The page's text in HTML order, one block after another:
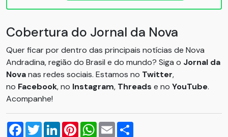
Cobertura do Jornal da Nova
Quer ficar por dentro das principais notícias de Nova
Andradina, região do Brasil e do mundo? Siga o Jornal da
Novanas redes sociais. Estamos no Twitter,
no Facebook, no Instagram, Threads e no YouTube.
Acompanhe!
Facebook
TwitterLinkedInPinterestWhatsApp
Email